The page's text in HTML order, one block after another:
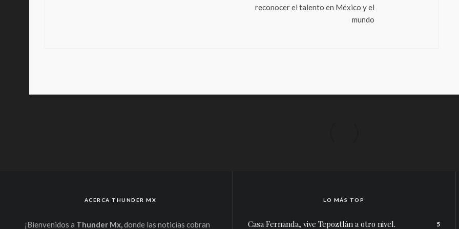
reconocer el talento en México y el
mundo
ACERCA THUNDER MX
¡Bienvenidos a Thunder Mx,donde las noticias cobran
LO MÁS TOP
Casa Fernanda, vive Tepoztlán a otro nivel. 5